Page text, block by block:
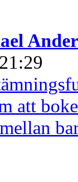
att